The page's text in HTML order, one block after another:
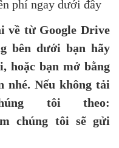
phí ngay dưới đây
về từ Google Drive
bên dưới bạn hãy
hoặc bạn mở bằng
nhé. Nếu không tải
tôi theo:
chúng tôi sẽ gửi